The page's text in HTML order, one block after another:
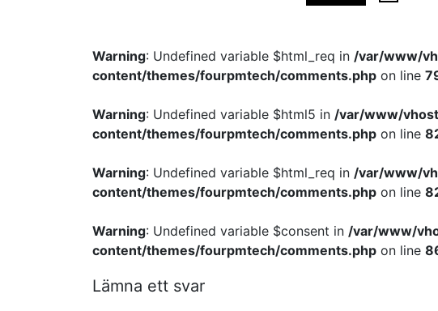
Warning: Undefined variable $html_req in /var/www/
content/themes/fourpmtech/comments.php on line
Warning: Undefined variable $html5 in /var/www/
content/themes/fourpmtech/comments.php on line
Warning: Undefined variable $html_req in /var/www/
content/themes/fourpmtech/comments.php on line
Warning: Undefined variable $consent in /var/www/
content/themes/fourpmtech/comments.php on line
Lämna ett svar